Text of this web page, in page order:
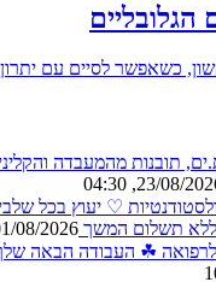
כשאפשר לסיים עם יתרון
תובנות מהמעבדה
23/08/2026,
♡ יעוץ בכל
תשלום המשך 08/2026, 14:30
☘︎ העבודה הבאה